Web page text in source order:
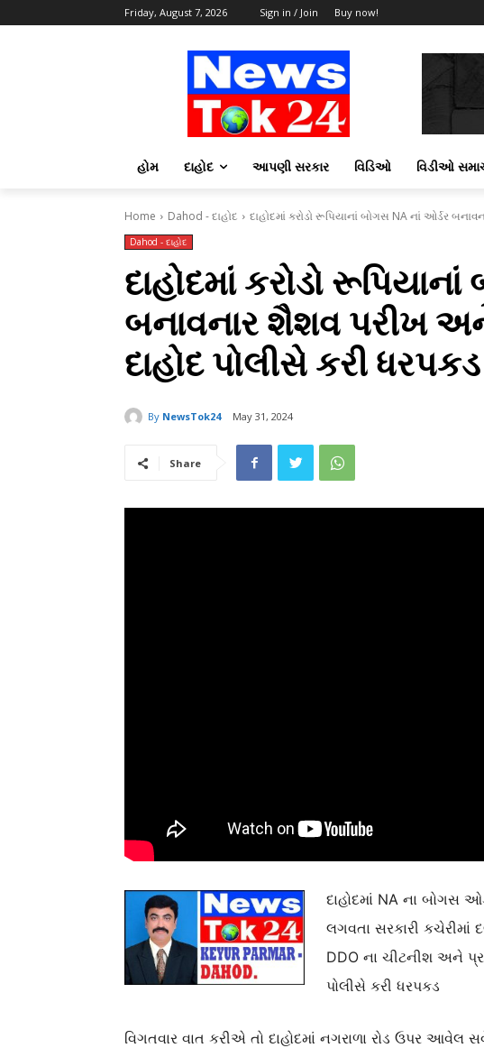
Friday, August 7, 2026 Sign in / Join Buy now!
હોમ દાહોદ આપણી સરકાર વિડિઓ વિડીઓ
Home Dahod - દાહોદ દાહોદમાં કરોડો રૂપિયાનાં બોગસ NA નાં ઓર્ડર
Dahod - દાહોદ
દાહોદમાં કરોડો
બનાવનાર શૈશવ પરીખ
દાહોદ પોલીસે કરી ધરપકડ
By NewsTok24 May 31, 2024
Share
દાહોદમાં NA ના બોગસ
લગવતા સરકારી
DDO ના ચીટનીશ અને
પોલીસે કરી ધરપકડ
વિગતવાર વાત કરીએ તો દાહોદમાં નગરાળા રોડ ઉપર આવેલ